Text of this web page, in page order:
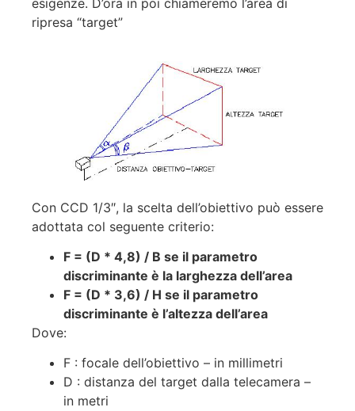
ripresa “target”
Con CCD 1/3″, la scelta dell’obiettivo può essere
adottata col seguente criterio:
F = (D * 4,8) / B se il parametro
discriminante è la larghezza dell’area
F = (D * 3,6) / H se il parametro
discriminante è l’altezza dell’area
Dove:
F : focale dell’obiettivo – in millimetri
D : distanza del target dalla telecamera –
in metri